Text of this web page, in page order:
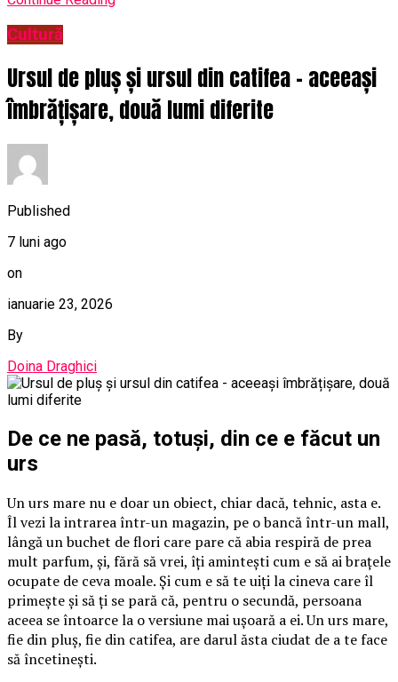
Cultură
Ursul de pluș și ursul din catifea – aceeași
îmbrățișare, două lumi diferite
Published
7 luni ago
on
ianuarie 23, 2026
By
Doina Draghici
De ce ne pasă, totuși, din ce e făcut un
urs
Un urs mare nu e doar un obiect, chiar dacă, tehnic, asta e.
Îl vezi la intrarea într-un magazin, pe o bancă într-un mall,
lângă un buchet de flori care pare că abia respiră de prea
mult parfum, și, fără să vrei, îți amintești cum e să ai brațele
ocupate de ceva moale. Și cum e să te uiți la cineva care îl
primește și să ți se pară că, pentru o secundă, persoana
aceea se întoarce la o versiune mai ușoară a ei. Un urs mare,
fie din pluș, fie din catifea, are darul ăsta ciudat de a te face
să încetinești.